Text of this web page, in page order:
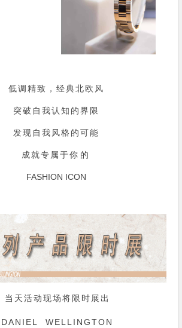
低调精致，经典北欧风
突破自我认知的界限
发现自我风格的可能
成就专属于你 的
FASHION ICON
当天活动现场将限时展出
DANIEL WELLINGTON